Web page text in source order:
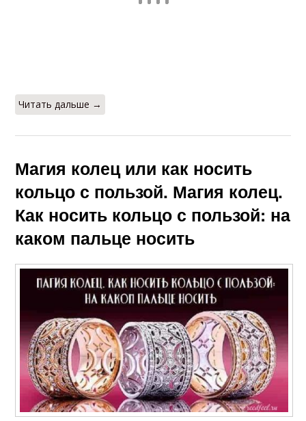
Читать дальше →
Магия колец или как носить
кольцо с пользой. Магия колец.
Как носить кольцо с пользой: на
каком пальце носить